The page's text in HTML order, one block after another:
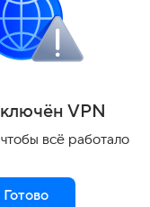
кодом
на уровне
311,18 пункта
ён VPN
всё работало
Готово